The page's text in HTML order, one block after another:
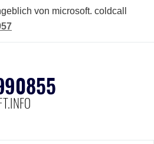
von microsoft. coldcall